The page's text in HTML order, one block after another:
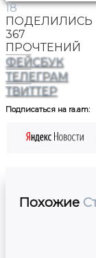
18
ПОДЕЛИЛИСЬ
367
ПРОЧТЕНИЙ
ФЕЙСБУК
ТЕЛЕГРАМ
ТВИТТЕР
Подписаться на ra.am:
Похожие